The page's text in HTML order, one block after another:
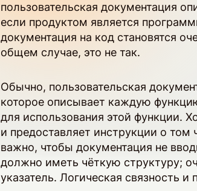
пользовательская документация
если продуктом является
документация на код становятся
общем случае, это не так.
Обычно, пользовательская
которое описывает каждую
для использования этой функции.
и предоставляет инструкции о том
важно, чтобы документация не
должно иметь чёткую структуру;
указатель. Логическая связность